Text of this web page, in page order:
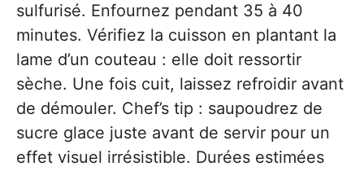
sulfurisé. Enfournez pendant 35 à 40
minutes. Vérifiez la cuisson en plantant la
lame d’un couteau : elle doit ressortir
sèche. Une fois cuit, laissez refroidir avant
de démouler. Chef’s tip : saupoudrez de
sucre glace juste avant de servir pour un
effet visuel irrésistible. Durées estimées